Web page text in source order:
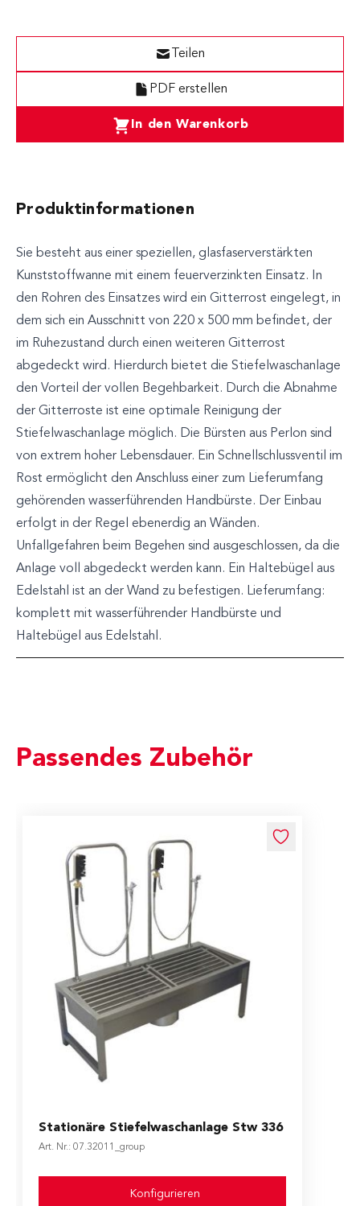
In den Warenkorb
PDF erstellen
Teilen
Produktinformationen
Sie besteht aus einer speziellen, glasfaserverstärkten
Kunststoffwanne mit einem feuerverzinkten Einsatz. In
den Rohren des Einsatzes wird ein Gitterrost eingelegt, in
dem sich ein Ausschnitt von 220 x 500 mm befindet, der
im Ruhezustand durch einen weiteren Gitterrost
abgedeckt wird. Hierdurch bietet die Stiefelwaschanlage
den Vorteil der vollen Begehbarkeit. Durch die Abnahme
der Gitterroste ist eine optimale Reinigung der
Stiefelwaschanlage möglich. Die Bürsten aus Perlon sind
von extrem hoher Lebensdauer. Ein Schnellschlussventil im
Rost ermöglicht den Anschluss einer zum Lieferumfang
gehörenden wasserführenden Handbürste. Der Einbau
erfolgt in der Regel ebenerdig an Wänden.
Unfallgefahren beim Begehen sind ausgeschlossen, da die
Anlage voll abgedeckt werden kann. Ein Haltebügel aus
Edelstahl ist an der Wand zu befestigen. Lieferumfang:
komplett mit wasserführender Handbürste und
Haltebügel aus Edelstahl.
Passendes Zubehör
Stationäre Stiefelwaschanlage Stw 336
Art. Nr.: 07.32011_group
The price depends on the options chosen on the
Konfigurieren